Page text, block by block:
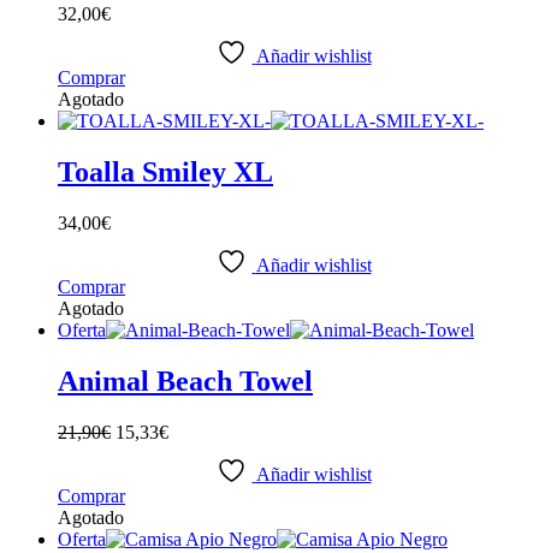
32,00€
Añadir wishlist
Comprar
Agotado
Toalla Smiley XL
34,00€
Añadir wishlist
Comprar
Agotado
Oferta
Animal Beach Towel
21,90€ 15,33€
Añadir wishlist
Comprar
Agotado
Oferta